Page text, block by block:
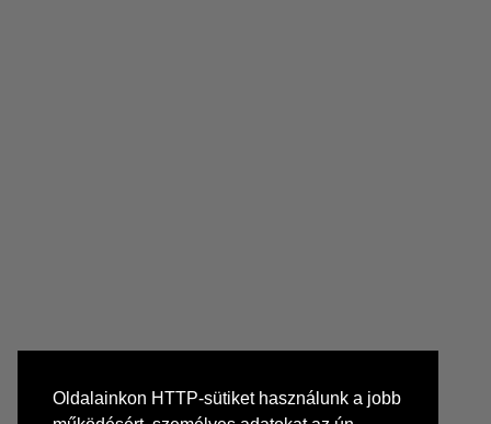
Oldalainkon HTTP-sütiket használunk a jobb